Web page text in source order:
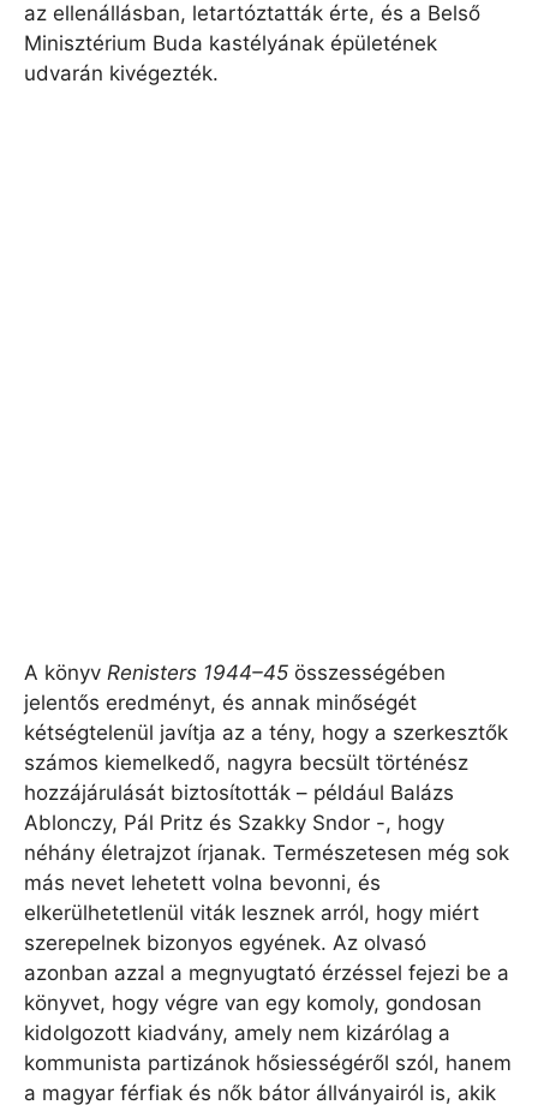
az ellenállásban, letartóztatták érte, és a Belső
Minisztérium Buda kastélyának épületének
udvarán kivégezték.
A könyv Renisters 1944–45 összességében
jelentős eredményt, és annak minőségét
kétségtelenül javítja az a tény, hogy a szerkesztők
számos kiemelkedő, nagyra becsült történész
hozzájárulását biztosították – például Balázs
Ablonczy, Pál Pritz és Szakky Sndor -, hogy
néhány életrajzot írjanak. Természetesen még sok
más nevet lehetett volna bevonni, és
elkerülhetetlenül viták lesznek arról, hogy miért
szerepelnek bizonyos egyének. Az olvasó
azonban azzal a megnyugtató érzéssel fejezi be a
könyvet, hogy végre van egy komoly, gondosan
kidolgozott kiadvány, amely nem kizárólag a
kommunista partizánok hősiességéről szól, hanem
a magyar férfiak és nők bátor állványairól is, akik